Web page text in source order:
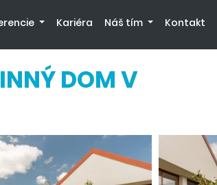
Kariéra Náš tím Kontakt
DOM V